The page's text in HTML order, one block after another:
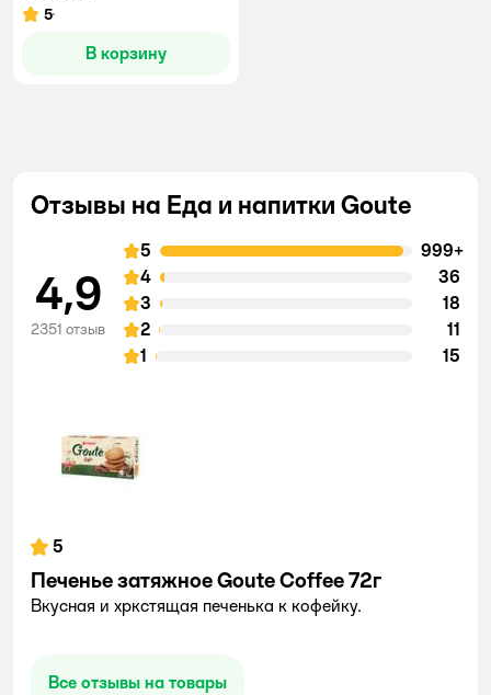
Рейтинг:
5
В корзину
Отзывы на Еда и напитки Goute
4,9
2351 отзыв
5
999+
4
36
3
18
2
11
1
15
5
Печенье затяжное Goute Coffee 72г
Вкусная и хркстящая печенька к кофейку.
Все отзывы на товары